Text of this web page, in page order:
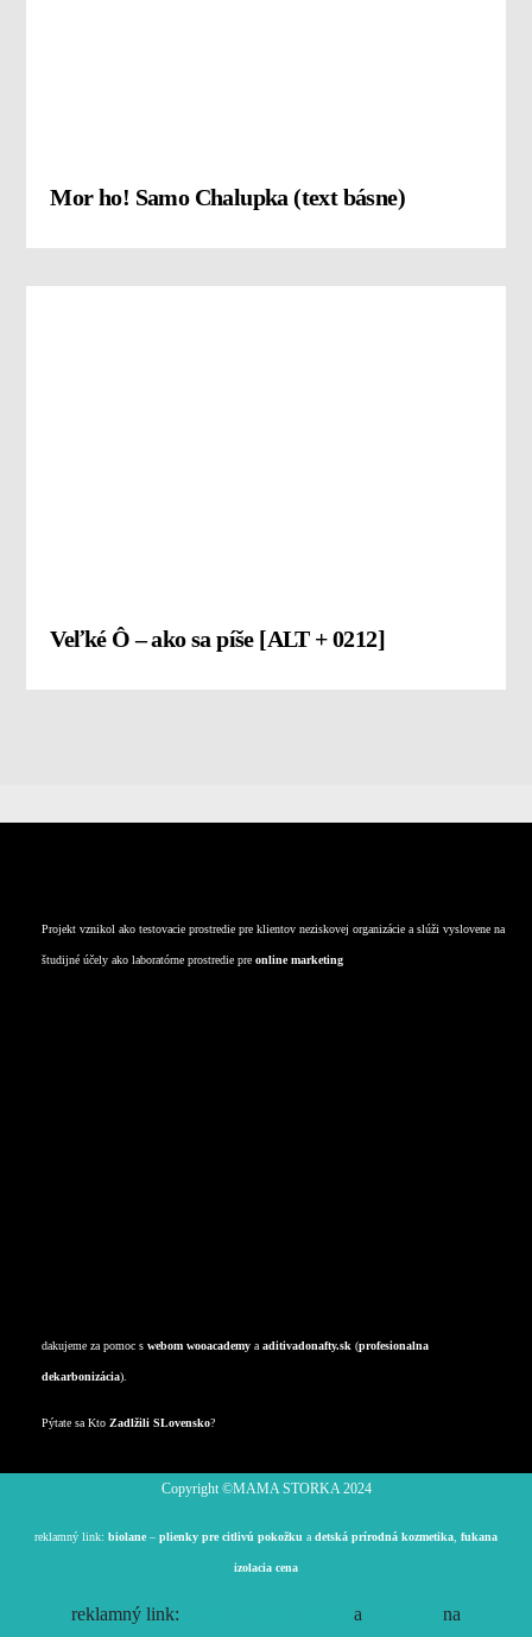
Mor ho! Samo Chalupka (text básne)
Veľké Ô – ako sa píše [ALT + 0212]
Projekt vznikol ako testovacie prostredie pre klientov neziskovej organizácie a slúži vyslovene na
študijné účely ako laboratórne prostredie preonline marketing
dakujeme za pomoc swebom wooacademy aaditivadonafty.sk (profesionalna
dekarbonizácia).
Pýtate sa KtoZadlžili SLovensko?
Copyright ©️MAMA STORKA 2024
reklamný link: biolane – plienky pre citlivú pokožku a detská prírodná kozmetika, fukana
izolacia cena
reklamný link: a
na